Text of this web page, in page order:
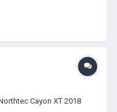
Cayon XT 2018